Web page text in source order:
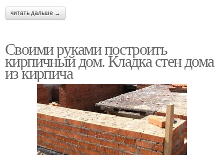
читать дальше →
Своими руками построить
кирпичный дом. Кладка стен дома
из кирпича